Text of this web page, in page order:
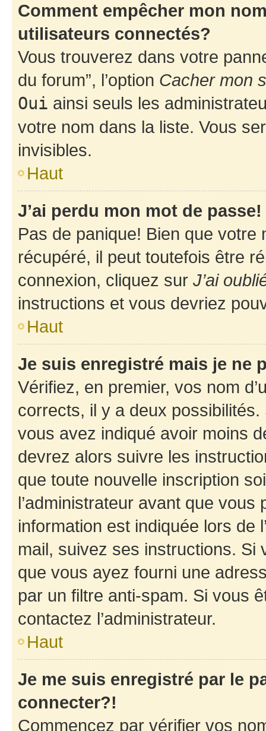
Comment empêcher mon
utilisateurs connectés?
Vous trouverez dans votre
du forum”, l’option Cacher mon
Oui ainsi seuls les
votre nom dans la liste. Vous
invisibles.
Haut
J’ai perdu mon mot de passe!
Pas de panique! Bien que
récupéré, il peut toutefois être
connexion, cliquez sur J’ai
instructions et vous devriez
Haut
Je suis enregistré mais je ne
Vérifiez, en premier, vos nom
corrects, il y a deux
vous avez indiqué avoir moins
devrez alors suivre les
que toute nouvelle inscription
l’administrateur avant que
information est indiquée lors de
mail, suivez ses instructions. Si
que vous ayez fourni une
par un filtre anti-spam. Si vous
contactez l’administrateur.
Haut
Je me suis enregistré par le
connecter?!
Commencez par vérifier vos